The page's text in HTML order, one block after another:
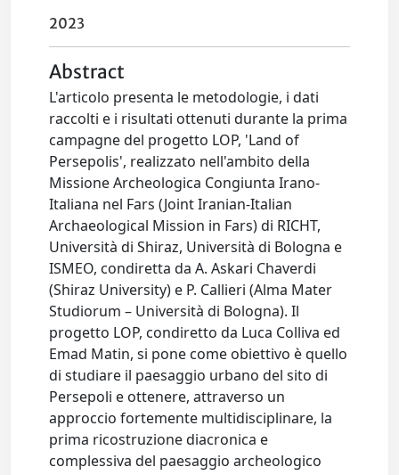
2023
Abstract
L'articolo presenta le metodologie, i dati
raccolti e i risultati ottenuti durante la prima
campagne del progetto LOP, 'Land of
Persepolis', realizzato nell'ambito della
Missione Archeologica Congiunta Irano-
Italiana nel Fars (Joint Iranian-Italian
Archaeological Mission in Fars) di RICHT,
Università di Shiraz, Università di Bologna e
ISMEO, condiretta da A. Askari Chaverdi
(Shiraz University) e P. Callieri (Alma Mater
Studiorum – Università di Bologna). Il
progetto LOP, condiretto da Luca Colliva ed
Emad Matin, si pone come obiettivo è quello
di studiare il paesaggio urbano del sito di
Persepoli e ottenere, attraverso un
approccio fortemente multidisciplinare, la
prima ricostruzione diacronica e
complessiva del paesaggio archeologico